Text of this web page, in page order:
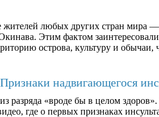
любых других стран мира —
Этим фактом
острова, культуру и обычаи,
надвигающегося
разряда «вроде бы в целом
где о первых признаках